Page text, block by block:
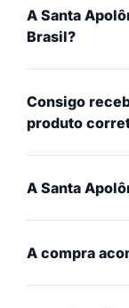
A Santa
Brasil?
Consigo
produto
A Santa
A compra